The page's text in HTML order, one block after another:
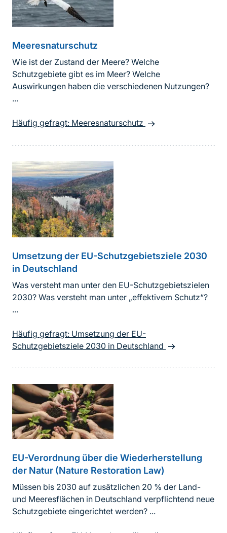
Meeresnaturschutz
Wie ist der Zustand der Meere? Welche
Schutzgebiete gibt es im Meer? Welche
Auswirkungen haben die verschiedenen Nutzungen?
...
Häufig gefragt: Meeresnaturschutz
Umsetzung der EU-Schutzgebietsziele 2030
in Deutschland
Was versteht man unter den EU-Schutzgebietszielen
2030? Was versteht man unter „effektivem Schutz“?
...
Häufig gefragt: Umsetzung der EU-
Schutzgebietsziele 2030 in Deutschland
EU-Verordnung über die Wiederherstellung
der Natur (Nature Restoration Law)
Müssen bis 2030 auf zusätzlichen 20 % der Land-
und Meeresflächen in Deutschland verpflichtend neue
Schutzgebiete eingerichtet werden? ...